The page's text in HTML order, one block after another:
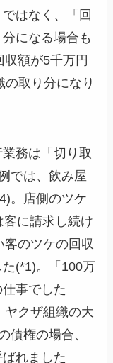
はなく、「回
になる場合も
額が5千万円
取り分になり
務は「切り取
では、飲み屋
。店側のツケ
に請求し続け
客のツケの回収
(*1)。「100万
事でした
ヤクザ組織の大
債権の場合、
れました